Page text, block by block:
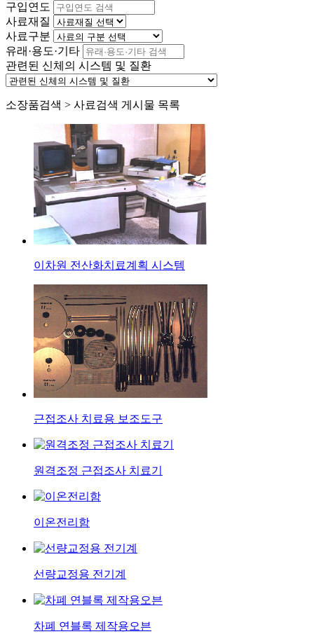
구입연도
사료재질
사료구분
유래·용도·기타
관련된 신체의 시스템 및 질환
소장품검색 > 사료검색 게시물 목록
이차원 전산화치료계획 시스템
근접조사 치료용 보조도구
원격조정 근접조사 치료기
이온전리함
선량교정용 전기계
차폐 연블록 제작용오븐